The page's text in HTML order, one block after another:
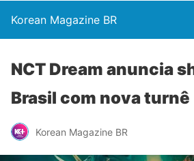
Korean Magazine BR
NCT Dream anuncia
Brasil com nova turnê
Korean Magazine BR